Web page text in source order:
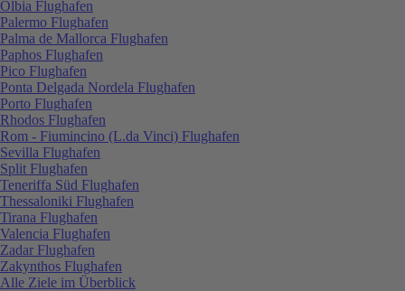
Olbia Flughafen
Palermo Flughafen
Palma de Mallorca Flughafen
Paphos Flughafen
Pico Flughafen
Ponta Delgada Nordela Flughafen
Porto Flughafen
Rhodos Flughafen
Rom - Fiumincino (L.da Vinci) Flughafen
Sevilla Flughafen
Split Flughafen
Teneriffa Süd Flughafen
Thessaloniki Flughafen
Tirana Flughafen
Valencia Flughafen
Zadar Flughafen
Zakynthos Flughafen
Alle Ziele im Überblick